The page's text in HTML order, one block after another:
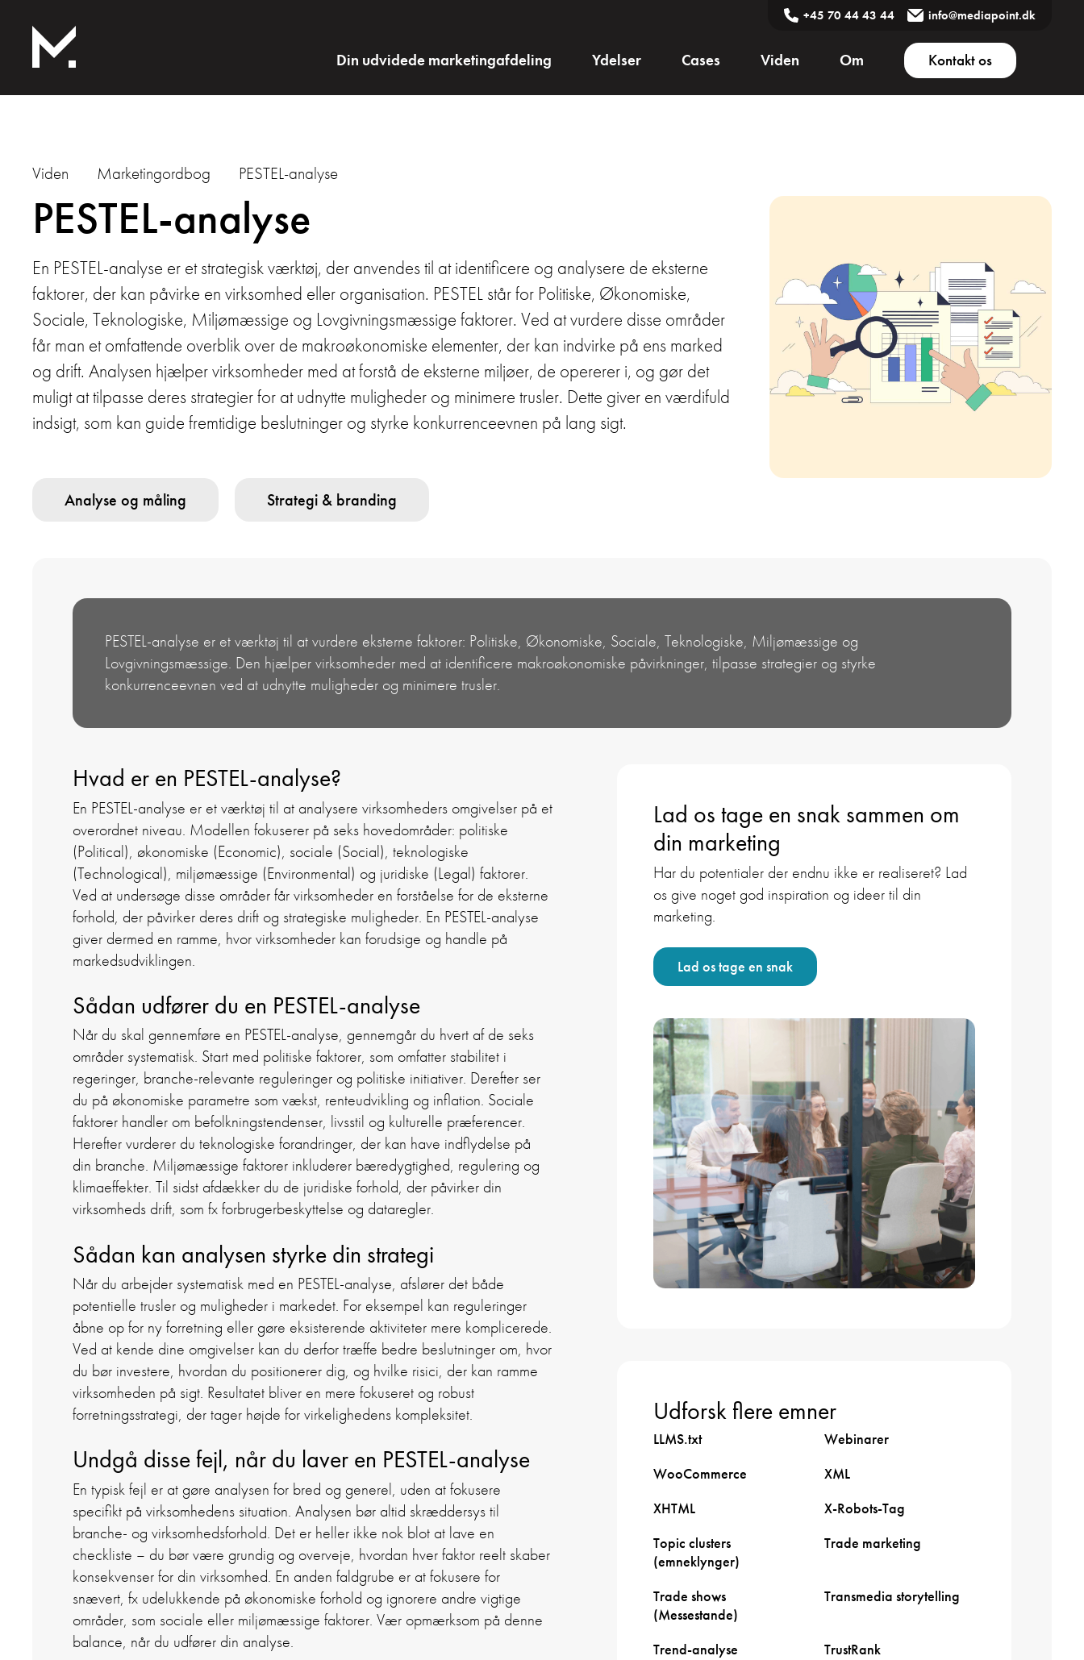
+45 70 44 43 44 info@mediapoint.dk
Din udvidede marketingafdeling Ydelser Cases Viden Om Kontakt os
Viden Marketingordbog PESTEL-analyse
PESTEL-analyse
En PESTEL-analyse er et strategisk værktøj, der anvendes til at identificere og analysere de eksterne
faktorer, der kan påvirke en virksomhed eller organisation. PESTEL står for Politiske, Økonomiske,
Sociale, Teknologiske, Miljømæssige og Lovgivningsmæssige faktorer. Ved at vurdere disse områder
får man et omfattende overblik over de makroøkonomiske elementer, der kan indvirke på ens marked
og drift. Analysen hjælper virksomheder med at forstå de eksterne miljøer, de opererer i, og gør det
muligt at tilpasse deres strategier for at udnytte muligheder og minimere trusler. Dette giver en værdifuld
indsigt, som kan guide fremtidige beslutninger og styrke konkurrenceevnen på lang sigt.
Analyse og måling Strategi & branding
PESTEL-analyse er et værktøj til at vurdere eksterne faktorer: Politiske, Økonomiske, Sociale, Teknologiske, Miljømæssige og
Lovgivningsmæssige. Den hjælper virksomheder med at identificere makroøkonomiske påvirkninger, tilpasse strategier og styrke
konkurrenceevnen ved at udnytte muligheder og minimere trusler.
Hvad er en PESTEL-analyse?
En PESTEL-analyse er et værktøj til at analysere virksomheders omgivelser på et
overordnet niveau. Modellen fokuserer på seks hovedområder: politiske
(Political), økonomiske (Economic), sociale (Social), teknologiske
(Technological), miljømæssige (Environmental) og juridiske (Legal) faktorer.
Ved at undersøge disse områder får virksomheder en forståelse for de eksterne
forhold, der påvirker deres drift og strategiske muligheder. En PESTEL-analyse
giver dermed en ramme, hvor virksomheder kan forudsige og handle på
markedsudviklingen.
Sådan udfører du en PESTEL-analyse
Når du skal gennemføre en PESTEL-analyse, gennemgår du hvert af de seks
områder systematisk. Start med politiske faktorer, som omfatter stabilitet i
regeringer, branche-relevante reguleringer og politiske initiativer. Derefter ser
du på økonomiske parametre som vækst, renteudvikling og inflation. Sociale
faktorer handler om befolkningstendenser, livsstil og kulturelle præferencer.
Herefter vurderer du teknologiske forandringer, der kan have indflydelse på
din branche. Miljømæssige faktorer inkluderer bæredygtighed, regulering og
klimaeffekter. Til sidst afdækker du de juridiske forhold, der påvirker din
virksomheds drift, som fx forbrugerbeskyttelse og dataregler.
Sådan kan analysen styrke din strategi
Når du arbejder systematisk med en PESTEL-analyse, afslører det både
potentielle trusler og muligheder i markedet. For eksempel kan reguleringer
åbne op for ny forretning eller gøre eksisterende aktiviteter mere komplicerede.
Ved at kende dine omgivelser kan du derfor træffe bedre beslutninger om, hvor
du bør investere, hvordan du positionerer dig, og hvilke risici, der kan ramme
virksomheden på sigt. Resultatet bliver en mere fokuseret og robust
forretningsstrategi, der tager højde for virkelighedens kompleksitet.
Undgå disse fejl, når du laver en PESTEL-analyse
En typisk fejl er at gøre analysen for bred og generel, uden at fokusere
specifikt på virksomhedens situation. Analysen bør altid skræddersys til
branche- og virksomhedsforhold. Det er heller ikke nok blot at lave en
checkliste – du bør være grundig og overveje, hvordan hver faktor reelt skaber
konsekvenser for din virksomhed. En anden faldgrube er at fokusere for
snævert, fx udelukkende på økonomiske forhold og ignorere andre vigtige
områder, som sociale eller miljømæssige faktorer. Vær opmærksom på denne
balance, når du udfører din analyse.
Lad os tage en snak sammen om
din marketing
Har du potentialer der endnu ikke er realiseret? Lad
os give noget god inspiration og ideer til din
marketing.
Lad os tage en snak
Udforsk flere emner
LLMS.txt
Webinarer
WooCommerce
XML
XHTML
X-Robots-Tag
Topic clusters
(emneklynger)
Trade marketing
Trade shows
(Messestande)
Transmedia storytelling
Trend-analyse TrustRank